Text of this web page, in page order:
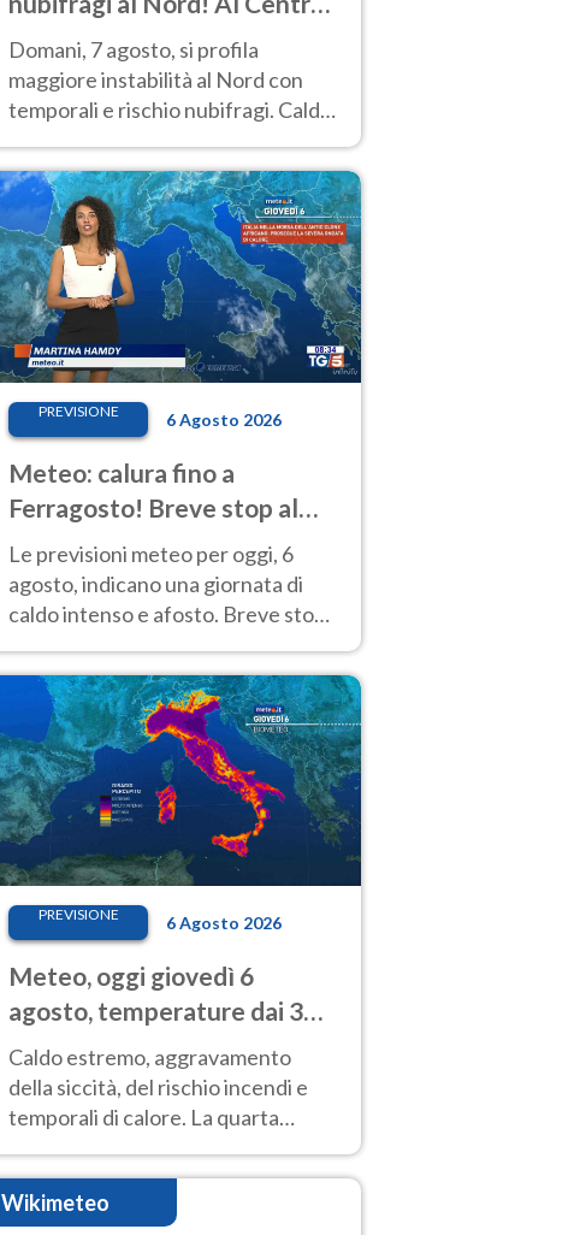
Sud caldo estremo
Domani, 7 agosto, si profila
maggiore instabilità al Nord con
temporali e rischio nubifragi. Caldo
previsioni.
PREVISIONE 6 Agosto 2026
Meteo: calura fino a
Ferragosto! Breve stop al
Nord tra 7 e 9 agosto
Le previsioni meteo per oggi, 6
agosto, indicano una giornata di
caldo intenso e afosto. Breve stop
Nord.
PREVISIONE 6 Agosto 2026
Meteo, oggi giovedì 6
agosto, temperature dai 33
ai 40 gradi
Caldo estremo, aggravamento
della siccità, del rischio incendi e
temporali di calore. La quarta
intensa ondata di calore non dà
tregua e durerà fino Ferragosto
Wikimeteo